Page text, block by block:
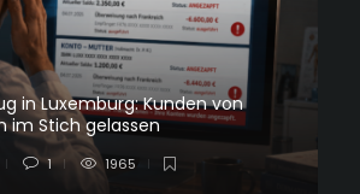
in Luxemburg: Kunden von
im Stich gelassen
1 1965